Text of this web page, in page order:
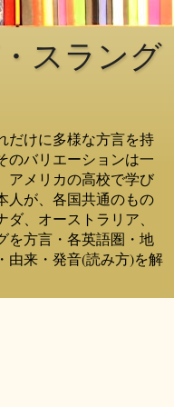
スラング
だけに多様な方言を持
のバリエーションは一
アメリカの高校で学び
人が、各国共通のもの
、オーストラリア、
を方言・各英語圏・地
由来・発音(読み方)を解